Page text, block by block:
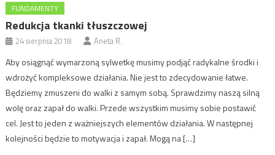
FUNDAMENTY
Redukcja tkanki tłuszczowej
24 sierpnia 2018 Aneta R.
Aby osiągnąć wymarzoną sylwetkę musimy podjąć radykalne środki i
wdrożyć kompleksowe działania. Nie jest to zdecydowanie łatwe.
Będziemy zmuszeni do walki z samym sobą. Sprawdzimy naszą silną
wolę oraz zapał do walki. Przede wszystkim musimy sobie postawić
cel. Jest to jeden z ważniejszych elementów działania. W następnej
kolejności będzie to motywacja i zapał. Mogą na […]